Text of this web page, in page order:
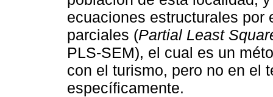
ecuaciones estructurales por
parciales (Partial Least
PLS-SEM), el cual es un
con el turismo, pero no en el
específicamente.